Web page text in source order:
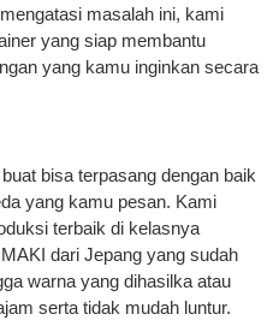
masalah ini, kami
yang siap membantu
yang kamu inginkan secara
bisa terpasang dengan baik
yang kamu pesan. Kami
terbaik di kelasnya
dari Jepang yang sudah
warna yang dihasilka atau
serta tidak mudah luntur.